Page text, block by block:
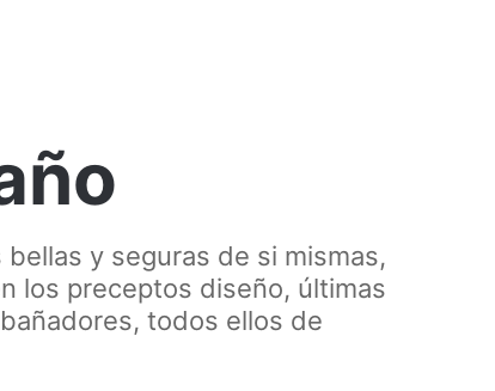
y seguras de si mismas,
los preceptos diseño, últimas
todos ellos de